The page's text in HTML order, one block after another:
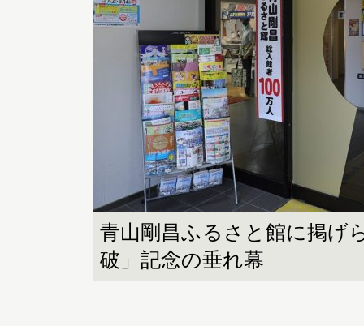
青山剛昌ふるさと館に掲げ
破」記念の垂れ幕